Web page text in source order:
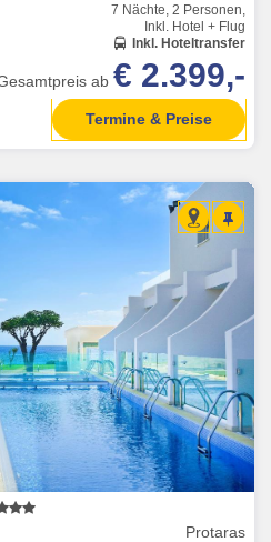
7 Nächte, 2 Personen,
Inkl. Hotel + Flug
Inkl. Hoteltransfer
ab € 2.399,-
Termine & Preise
Protaras